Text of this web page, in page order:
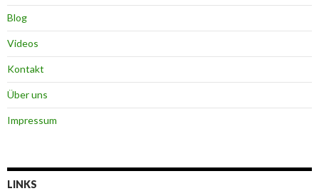
Blog
Videos
Kontakt
Über uns
Impressum
LINKS